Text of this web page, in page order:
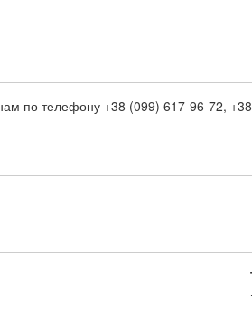
по телефону +38 (099) 617-96-72,